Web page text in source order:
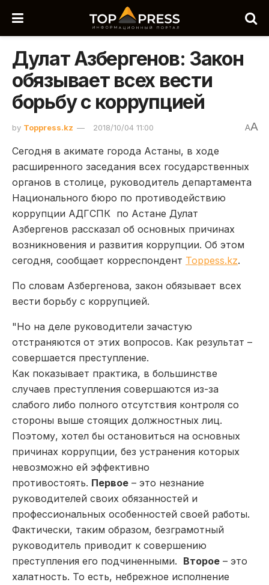
Дулат Азбергенов: Закон
обязывает всех вести
борьбу с коррупцией
by Toppress.kz 2018/10/04 11:00 AA
Сегодня в акимате города Астаны, в ходе
расширенного заседания всех государственных
органов в столице, руководитель департамента
Национального бюро по противодействию
коррупции АДГСПК по Астане Дулат
Азбергенов рассказал об основных причинах
возникновения и развития коррупции. Об этом
сегодня, сообщает корреспондент Toppess.kz.
По словам Азбергенова, закон обязывает всех
вести борьбу с коррупцией.
"Но на деле руководители зачастую
отстраняются от этих вопросов. Как результат –
совершается преступление.
Как показывает практика, в большинстве
случаев преступления совершаются из-за
слабого либо полного отсутствия контроля со
стороны выше стоящих должностных лиц.
Поэтому, хотел бы остановиться на основных
причинах коррупции, без устранения которых
невозможно ей эффективно
противостоять. Первое – это незнание
руководителей своих обязанностей и
профессиональных особенностей своей работы.
Фактически, таким образом, безграмотный
руководитель приводит к совершению
преступления его подчиненными. Второе – это
халатность. То есть, небрежное исполнение